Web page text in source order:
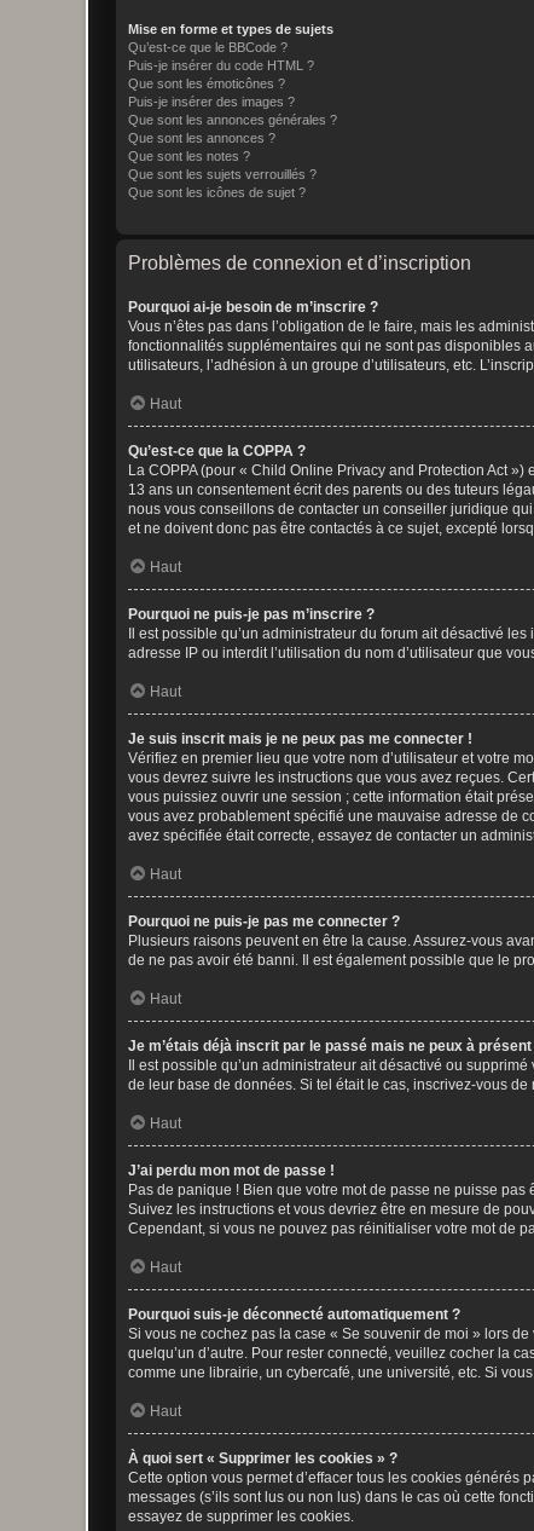
Mise en forme et types de sujets
Qu’est-ce que le BBCode ?
Puis-je insérer du code HTML ?
Que sont les émoticônes ?
Puis-je insérer des images ?
Que sont les annonces générales ?
Que sont les annonces ?
Que sont les notes ?
Que sont les sujets verrouillés ?
Que sont les icônes de sujet ?
Problèmes de connexion et d’inscription
Pourquoi ai-je besoin de m’inscrire ?
Vous n’êtes pas dans l’obligation de le faire, mais les
fonctionnalités supplémentaires qui ne sont pas disponibles
utilisateurs, l’adhésion à un groupe d’utilisateurs, etc.
Haut
Qu’est-ce que la COPPA ?
La COPPA (pour « Child Online Privacy and Protection Act
13 ans un consentement écrit des parents ou des tuteurs
nous vous conseillons de contacter un conseiller juridique
et ne doivent donc pas être contactés à ce sujet, excepté
Haut
Pourquoi ne puis-je pas m’inscrire ?
Il est possible qu’un administrateur du forum ait désactivé
adresse IP ou interdit l’utilisation du nom d’utilisateur que
Haut
Je suis inscrit mais je ne peux pas me connecter !
Vérifiez en premier lieu que votre nom d’utilisateur et votre
vous devrez suivre les instructions que vous avez reçues.
vous puissiez ouvrir une session ; cette information était
vous avez probablement spécifié une mauvaise adresse de
avez spécifiée était correcte, essayez de contacter un
Haut
Pourquoi ne puis-je pas me connecter ?
Plusieurs raisons peuvent en être la cause. Assurez-vous
de ne pas avoir été banni. Il est également possible que le
Haut
Je m’étais déjà inscrit par le passé mais ne peux à
Il est possible qu’un administrateur ait désactivé ou
de leur base de données. Si tel était le cas, inscrivez-vous
Haut
J’ai perdu mon mot de passe !
Pas de panique ! Bien que votre mot de passe ne puisse
Suivez les instructions et vous devriez être en mesure de
Cependant, si vous ne pouvez pas réinitialiser votre mot de
Haut
Pourquoi suis-je déconnecté automatiquement ?
Si vous ne cochez pas la case « Se souvenir de moi » lors
quelqu’un d’autre. Pour rester connecté, veuillez cocher la
comme une librairie, un cybercafé, une université, etc. Si
Haut
À quoi sert « Supprimer les cookies » ?
Cette option vous permet d’effacer tous les cookies générés
messages (s’ils sont lus ou non lus) dans le cas où cette
essayez de supprimer les cookies.